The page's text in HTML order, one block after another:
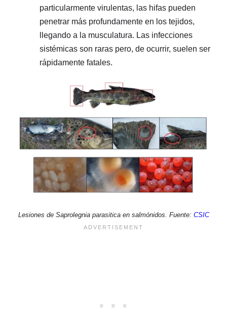
particularmente virulentas, las hifas pueden
penetrar más profundamente en los tejidos,
llegando a la musculatura. Las infecciones
sistémicas son raras pero, de ocurrir, suelen ser
rápidamente fatales.
Lesiones de Saprolegnia parasitica en salmónidos. Fuente: CSIC